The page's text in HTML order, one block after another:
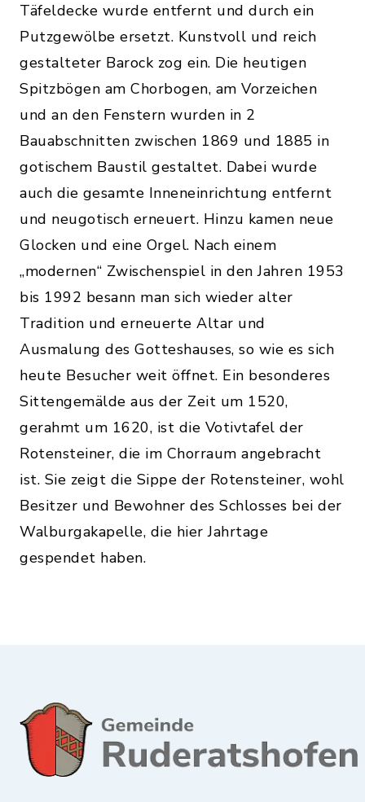
Täfeldecke wurde entfernt und durch ein
Putzgewölbe ersetzt. Kunstvoll und reich
gestalteter Barock zog ein. Die heutigen
Spitzbögen am Chorbogen, am Vorzeichen
und an den Fenstern wurden in 2
Bauabschnitten zwischen 1869 und 1885 in
gotischem Baustil gestaltet. Dabei wurde
auch die gesamte Inneneinrichtung entfernt
und neugotisch erneuert. Hinzu kamen neue
Glocken und eine Orgel. Nach einem
„modernen“ Zwischenspiel in den Jahren 1953
bis 1992 besann man sich wieder alter
Tradition und erneuerte Altar und
Ausmalung des Gotteshauses, so wie es sich
heute Besucher weit öffnet. Ein besonderes
Sittengemälde aus der Zeit um 1520,
gerahmt um 1620, ist die Votivtafel der
Rotensteiner, die im Chorraum angebracht
ist. Sie zeigt die Sippe der Rotensteiner, wohl
Besitzer und Bewohner des Schlosses bei der
Walburgakapelle, die hier Jahrtage
gespendet haben.